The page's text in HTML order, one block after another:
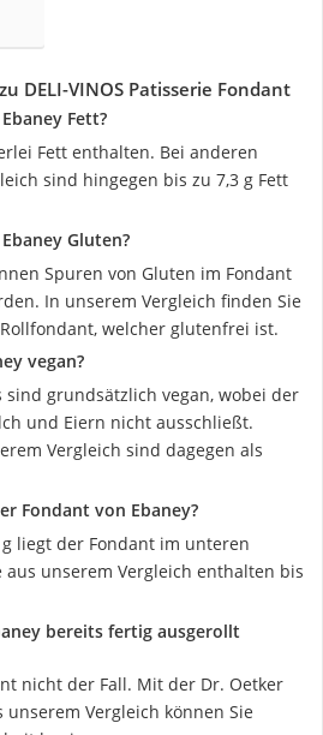
DELI-VINOS Patisserie Fondant
Fett?
Fett enthalten. Bei anderen
sind hingegen bis zu 7,3 g Fett
Gluten?
Spuren von Gluten im Fondant
In unserem Vergleich finden Sie
welcher glutenfrei ist.
vegan?
sind grundsätzlich vegan, wobei der
und Eiern nicht ausschließt.
Vergleich sind dagegen als
Fondant von Ebaney?
liegt der Fondant im unteren
aus unserem Vergleich enthalten bis
bereits fertig ausgerollt
nicht der Fall. Mit der Dr. Oetker
unserem Vergleich können Sie